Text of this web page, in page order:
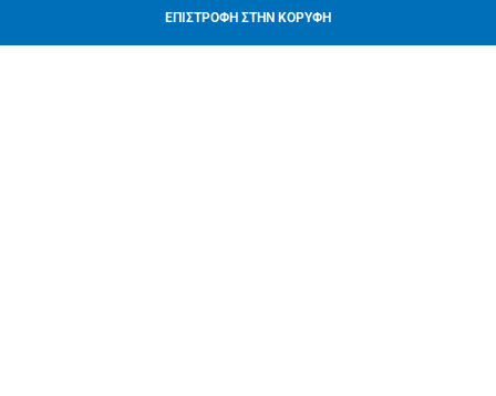
ΕΠΙΣΤΡΟΦΗ ΣΤΗΝ ΚΟΡΥΦΗ